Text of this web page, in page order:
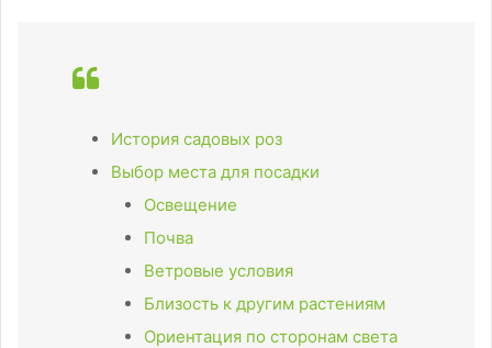
История садовых роз
Выбор места для посадки
Освещение
Почва
Ветровые условия
Близость к другим растениям
Ориентация по сторонам света